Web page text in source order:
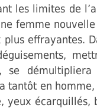
les limites de
femme
plus effrayantes.
se
tantôt en
yeux